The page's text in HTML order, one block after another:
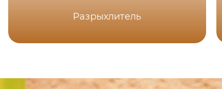
Разрыхлитель